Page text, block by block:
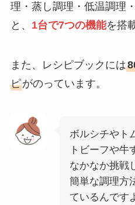
理・蒸し調理・低温調理
と、 1台で7つの機能を搭
また、レシピブックには
ピがのっています。
ボルシチやト
トビーフや牛
なかなか挑戦
簡単な調理方
ているんです